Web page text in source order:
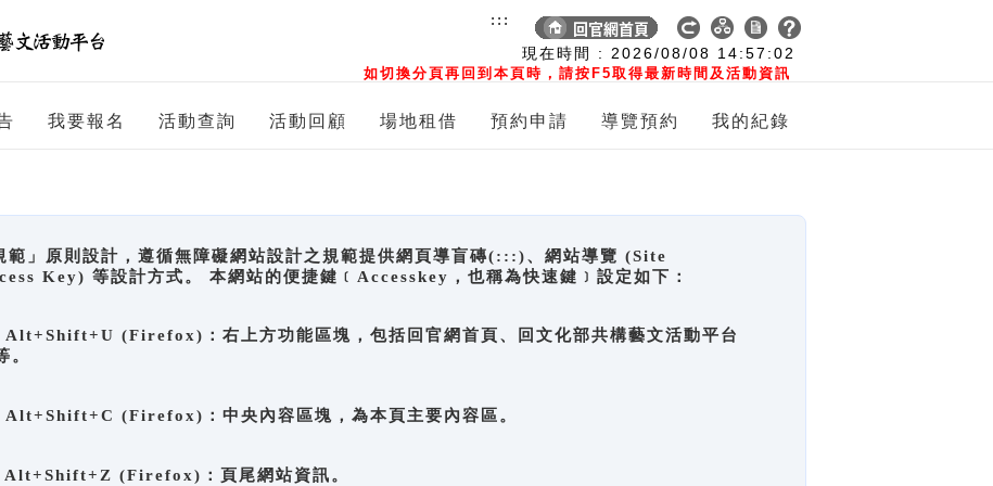
現在時間 : 2026/08/08 14:57:03
如切換分頁再回到本頁時，請按F5取得最新時間及活動資訊
:::
我要報名 活動查詢 活動回顧 場地租借 預約申請 導覽預約 我的紀錄
範」原則設計，遵循無障礙網站設計之規範提供網頁導盲磚(:::)、網站導覽 (Site
Key) 等設計方式。 本網站的便捷鍵﹝Accesskey，也稱為快速鍵﹞設定如下：
(Firefox)：右上方功能區塊，包括回官網首頁、回文化部共構藝文活動平台
。
(Firefox)：中央內容區塊，為本頁主要內容區。
(Firefox)：頁尾網站資訊。